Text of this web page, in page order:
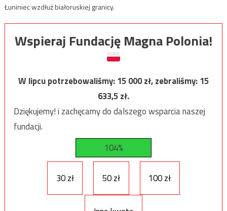
Łuniniec wzdłuż białoruskiej granicy.
Wspieraj Fundację Magna Polonia!
W lipcu potrzebowaliśmy:15 000zł, zebraliśmy:15
633,5zł.
Dziękujemy! i zachęcamy do dalszego wsparcia naszej
fundacji.
104%
30 zł 50 zł 100 zł